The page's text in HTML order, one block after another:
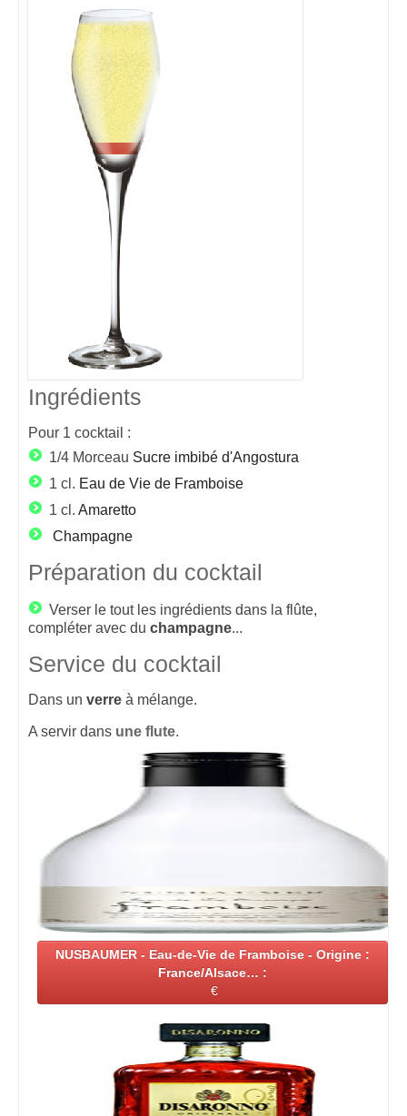
Ingrédients
Pour 1 cocktail :
1/4 Morceau Sucre imbibé d'Angostura
1 cl. Eau de Vie de Framboise
1 cl. Amaretto
Champagne
Préparation du cocktail
Verser le tout les ingrédients dans la flûte,
compléter avec du champagne...
Service du cocktail
Dans un verre à mélange.
A servir dans une flute.
NUSBAUMER - Eau-de-Vie de Framboise - Origine :
France/Alsace… :
€